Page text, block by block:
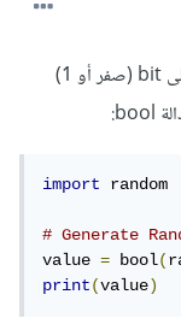
يمكنك إستعمال التابع getrandbits للحصول على bit (صفر أو 1)
import random
# Generate
value = bool(
print(value)